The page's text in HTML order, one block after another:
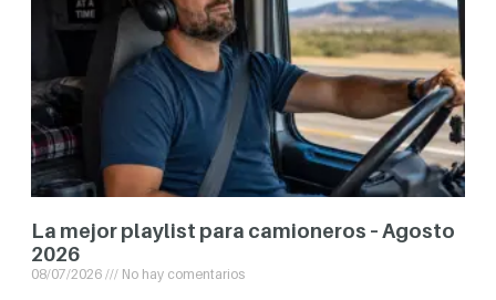
La mejor playlist para camioneros – Agosto
2026
08/07/2026 No hay comentarios